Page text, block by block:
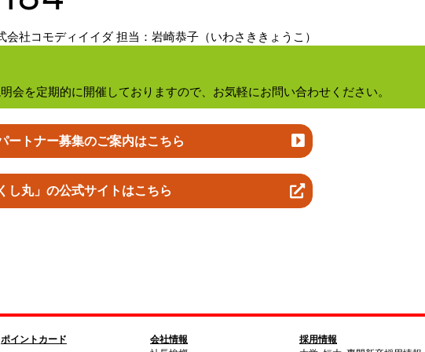
会社コモディイイダ担当：岩崎恭子（いわさききょうこ）
を定期的に開催しておりますので、お気軽にお問い合わせください。
ートナー募集のご案内はこちら
し丸」の公式サイトはこちら
ポイントカード
会社情報
採用情報